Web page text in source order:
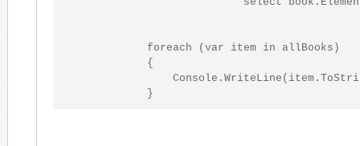
foreach (var item in allBooks)
            {
            }